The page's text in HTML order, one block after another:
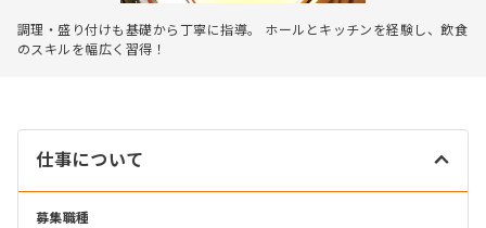
調理・盛り付けも基礎から丁寧に指導。 ホールとキッチンを経験し、飲食
のスキルを幅広く習得！
仕事について
募集職種